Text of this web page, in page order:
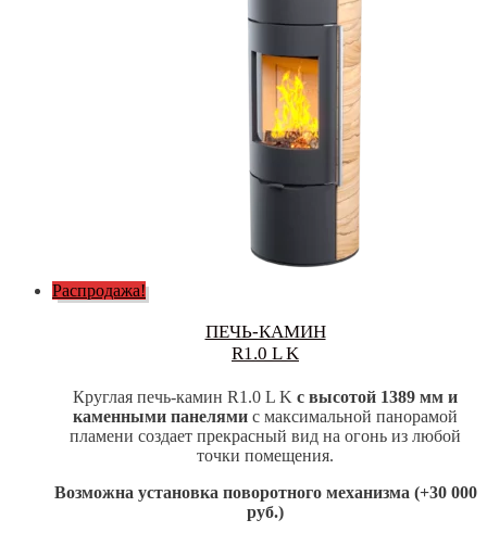
Распродажа!
ПЕЧЬ-КАМИН
R1.0 L K
Круглая печь-камин R1.0 L K с высотой 1389 мм и
каменными панелями c максимальной панорамой
пламени создает прекрасный вид на огонь из любой
точки помещения.
Возможна установка поворотного механизма (+30 000
руб.)